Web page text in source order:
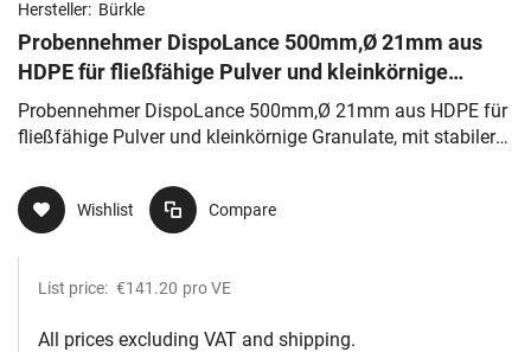
Hersteller: Bürkle
Probennehmer DispoLance 500mm,Ø 21mm aus
HDPE für fließfähige Pulver und kleinkörnige
Granulate, mit stabiler Spitze
Probennehmer DispoLance 500mm,Ø 21mm aus HDPE für
fließfähige Pulver und kleinkörnige Granulate, mit stabiler
Wishlist Compare
List price: €141.20 pro VE
All prices excluding VAT and shipping.